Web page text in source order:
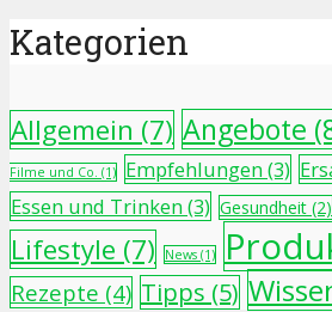
Kategorien
Allgemein (7) Angebote
Filme und Co. (1) Empfehlungen(3)
Essen und Trinken(3) Gesundheit (2)
Lifestyle (7) News (1)
Rezepte (4) Tipps (5)